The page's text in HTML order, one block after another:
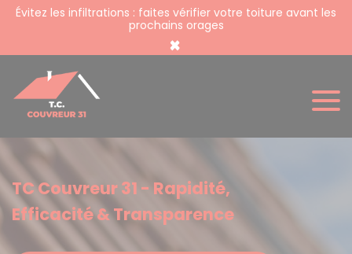
Évitez les infiltrations : faites vérifier votre toiture avant les
prochains orages
×
TC Couvreur 31 - Rapidité,
Efficacité & Transparence
Panneau de gestion des cookies